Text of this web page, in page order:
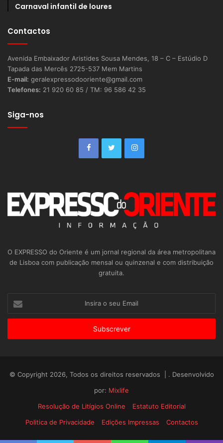
Carnaval infantil de loures
Contactos
Avenida Embaixador Aristides Sousa Mendes, 18 – C – Estúdio D
Tapada das Mercês 2725-537 Mem Martins
E-mail: geralexpressodooriente@gmail.com
Telefones: 21 920 60 85 / TM: 96 586 42 35
Siga-nos
O EXPRESSO do Oriente é um jornal regional da área metropolitana
de Lisboa com publicação mensal ou quinzenal e com distribuição
gratuita.
seu
© Copyright 2026, Todos os direitos reservados | . Desenvolvido
por: Mixlife
Resolução de Litígios Online
Estatuto Editorial
Politica de Privacidade
Edições Impressas Contactos